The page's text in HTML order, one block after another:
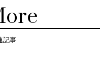
記事